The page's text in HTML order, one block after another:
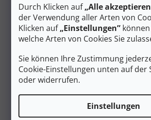
Durch Klicken auf„Alle
der Verwendung aller Arten von
Klicken auf„Einstellungen”
welche Arten von Cookies Sie
Sie können Ihre Zustimmung
Cookie-Einstellungen unten auf der
oder widerrufen.
Einstellungen
Kategorie:
Urbane,
EAN
Variante
Geschlecht:
Männer
Material:
Synthetik
Schuhweite:
Normal
Membrane
Schwarz
Gewicht/Paar (g):
bis zu 490 g